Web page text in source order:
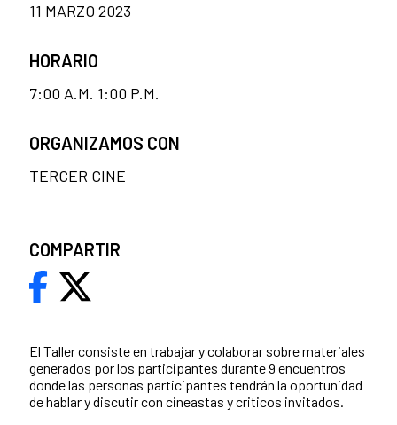
El Taller consiste en trabajar y colaborar sobre materiales
generados por los participantes durante 9 encuentros
donde las personas participantes tendrán la oportunidad
de hablar y discutir con cineastas y criticos invitados.
11 MARZO 2023
HORARIO
7:00 A.M. 1:00 P.M.
ORGANIZAMOS CON
TERCER CINE
COMPARTIR